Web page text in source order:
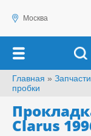
Москва
Главная » Запчасти
пробки
Clarus